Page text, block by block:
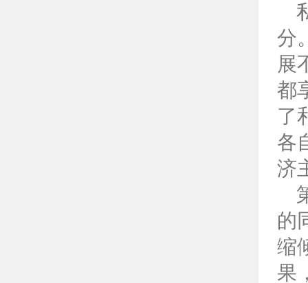
分
展
都
了
各
济
的
缩
果